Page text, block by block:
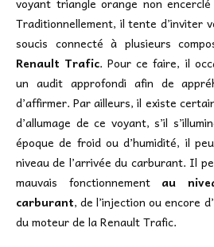
Traditionnellement, il tente d’inviter
soucis connecté à plusieurs
Renault Trafic. Pour ce faire, il
un audit approfondi afin de
d’affirmer. Par ailleurs, il existe
d’allumage de ce voyant, s’il
époque de froid ou d’humidité, il
niveau de l’arrivée du carburant. Il
mauvais fonctionnement au
carburant, de l’injection ou encore
du moteur de la Renault Trafic.